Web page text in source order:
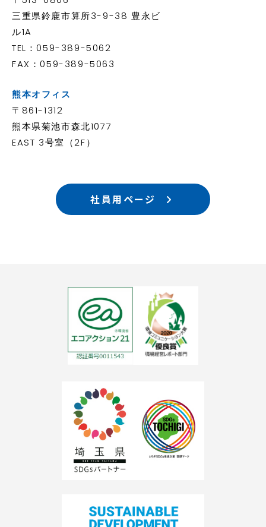
社員用ページ
三重県鈴鹿市算所3-9-38 豊永ビ
ル1A
TEL：059-389-5062
FAX：059-389-5063
熊本オフィス
〒861-1312
熊本県菊池市森北1077
EAST 3号室（2F）